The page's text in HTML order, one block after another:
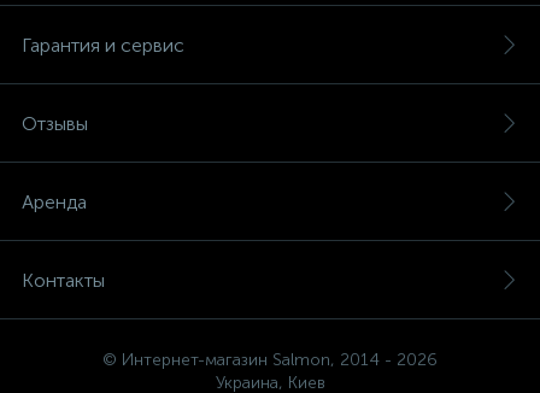
Гарантия и сервис
Отзывы
Аренда
Контакты
© Интернет-магазин Salmon, 2014 - 2026
Украина, Киев